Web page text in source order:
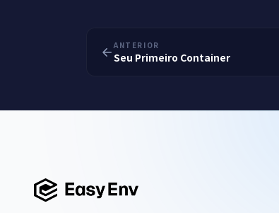
ANTERIOR
Seu Primeiro Container